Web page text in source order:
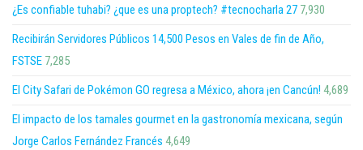
¿Es confiable tuhabi? ¿que es una proptech? #tecnocharla 27 7,930
Recibirán Servidores Públicos 14,500 Pesos en Vales de fin de Año,
FSTSE 7,285
El City Safari de Pokémon GO regresa a México, ahora ¡en Cancún! 4,689
El impacto de los tamales gourmet en la gastronomía mexicana, según
Jorge Carlos Fernández Francés 4,649